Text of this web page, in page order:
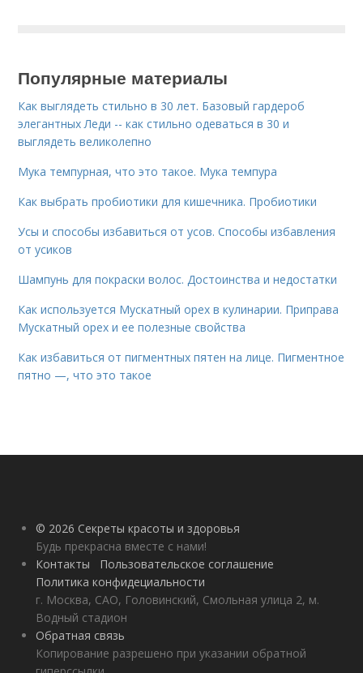
Популярные материалы
Как выглядеть стильно в 30 лет. Базовый гардероб
элегантных Леди -- как стильно одеваться в 30 и
выглядеть великолепно
Мука темпурная, что это такое. Мука темпура
Как выбрать пробиотики для кишечника. Пробиотики
Усы и способы избавиться от усов. Способы избавления
от усиков
Шампунь для покраски волос. Достоинства и недостатки
Как используется Мускатный орех в кулинарии. Приправа
Мускатный орех и ее полезные свойства
Как избавиться от пигментных пятен на лице. Пигментное
пятно —, что это такое
© 2026 Секреты красоты и здоровья
Будь прекрасна вместе с нами!
Контакты
Пользовательское соглашение
Политика конфидециальности
г. Москва, САО, Головинский, Смольная улица 2, м.
Водный стадион
Обратная связь
Копирование разрешено при указании обратной